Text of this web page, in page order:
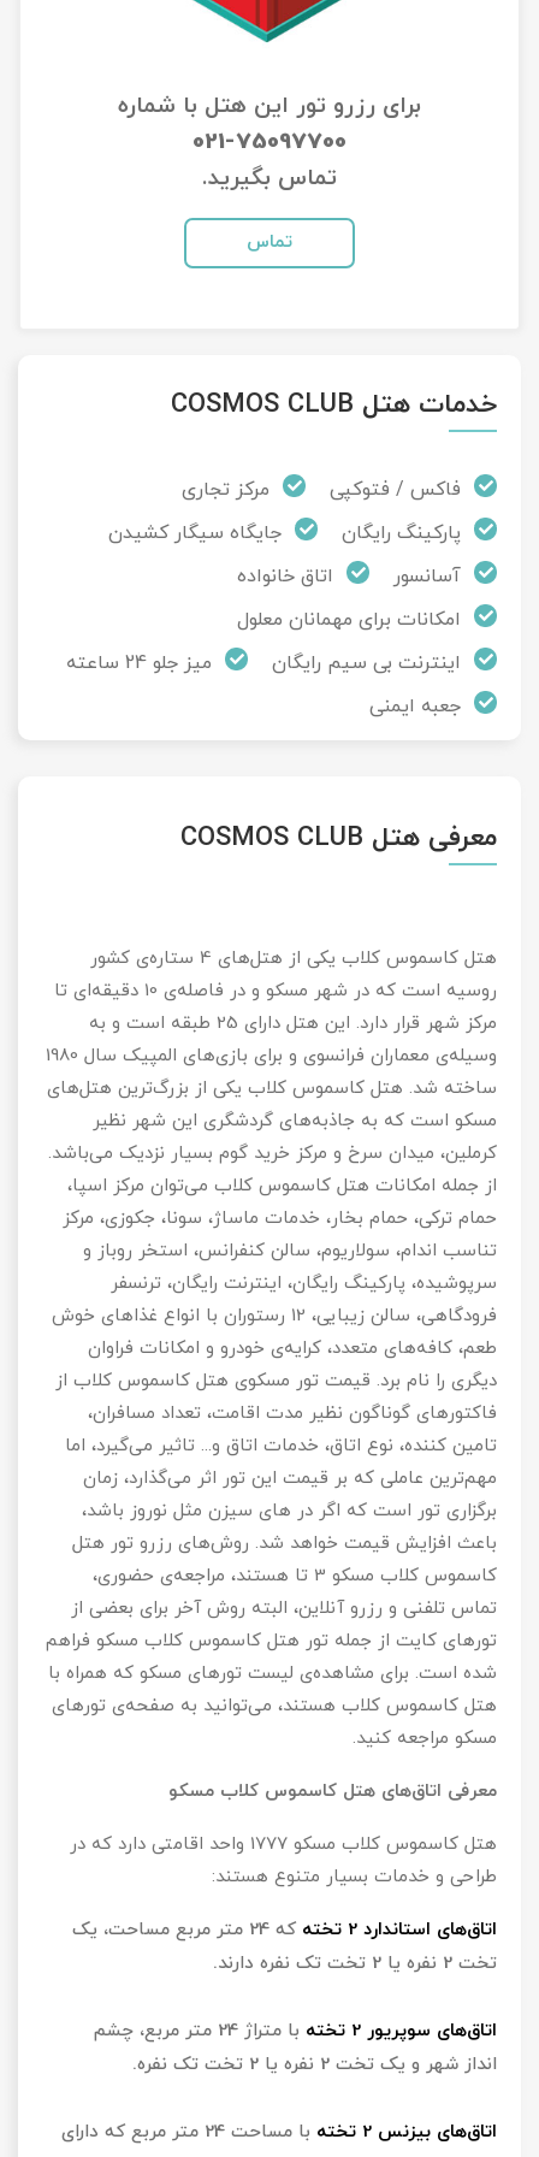
برای رزرو تور این هتل با شماره
021-75097700
تماس بگیرید.
تماس
خدمات هتل COSMOS CLUB
فاکس / فتوکپی
مرکز تجاری
پارکینگ رایگان
جایگاه سیگار کشیدن
آسانسور
اتاق خانواده
امکانات برای مهمانان معلول
اینترنت بی سیم رایگان
میز جلو 24 ساعته
جعبه ایمنی
معرفی هتل COSMOS CLUB
هتل کاسموس کلاب یکی از هتل‌های 4 ستاره‌ی کشور
روسیه است که در شهر مسکو و در فاصله‌ی 10 دقیقه‌‌ای تا
مرکز شهر قرار دارد. این هتل دارای 25 طبقه است و به
وسیله‌ی معماران فرانسوی و برای بازی‌های المپیک سال 1980
ساخته شد. هتل کاسموس کلاب یکی از بزرگ‌ترین هتل‌های
مسکو است که به جاذبه‌های گردشگری این شهر نظیر
کرملین، میدان سرخ و مرکز خرید گوم بسیار نزدیک می‌باشد.
از جمله امکانات هتل کاسموس کلاب می‌توان مرکز اسپا،
حمام ترکی، حمام بخار، خدمات ماساژ، سونا، جکوزی، مرکز
تناسب اندام، سولاریوم، سالن کنفرانس، استخر روباز و
سرپوشیده، پارکینگ رایگان، اینترنت رایگان، ترنسفر
فرودگاهی، سالن زیبایی، 12 رستوران با انواع غذاهای خوش
طعم، کافه‌های متعدد، کرایه‌ی خودرو و امکانات فراوان
دیگری را نام برد. قیمت تور مسکوی هتل کاسموس کلاب از
فاکتورهای گوناگون نظیر مدت اقامت، تعداد مسافران،
تامین کننده، نوع اتاق، خدمات اتاق و... تاثیر می‌گیرد، اما
مهم‌ترین عاملی که بر قیمت این تور اثر می‌گذارد، زمان
برگزاری تور است که اگر در های سیزن مثل نوروز باشد،
باعث افزایش قیمت خواهد شد. روش‌های رزرو تور هتل
کاسموس کلاب مسکو 3 تا هستند، مراجعه‌ی حضوری،
تماس تلفنی و رزرو آنلاین، البته روش آخر برای بعضی از
تورهای کایت از جمله تور هتل کاسموس کلاب مسکو فراهم
شده است. برای مشاهده‌ی لیست تورهای مسکو که همراه با
هتل کاسموس کلاب هستند، می‌توانید به صفحه‌ی تورهای
مسکو مراجعه کنید.
معرفی اتاق‌های هتل کاسموس کلاب مسکو
هتل کاسموس کلاب مسکو 1777 واحد اقامتی دارد که در
طراحی و خدمات بسیار متنوع هستند:
اتاق‌های استاندارد 2 تخته
که 24 متر مربع مساحت، یک
تخت 2 نفره یا 2 تخت تک نفره دارند.
اتاق‌های سوپریور 2 تخته
با متراژ 24 متر مربع، چشم
انداز شهر و یک تخت 2 نفره یا 2 تخت تک نفره.
اتاق‌های بیزنس 2 تخته
با مساحت 24 متر مربع که دارای
تور آفرود